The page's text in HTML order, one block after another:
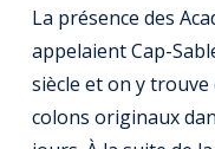
La présence des
appelaient Cap-
siècle et on y trouve
colons originaux